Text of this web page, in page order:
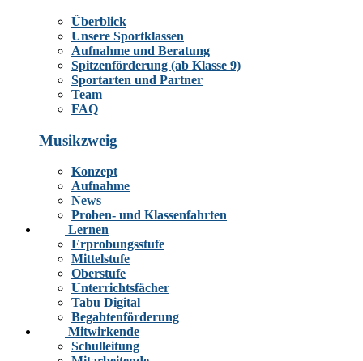
Überblick
Unsere Sportklassen
Aufnahme und Beratung
Spitzenförderung (ab Klasse 9)
Sportarten und Partner
Team
FAQ
Musikzweig
Konzept
Aufnahme
News
Proben- und Klassenfahrten
Lernen
Erprobungsstufe
Mittelstufe
Oberstufe
Unterrichtsfächer
Tabu Digital
Begabtenförderung
Mitwirkende
Schulleitung